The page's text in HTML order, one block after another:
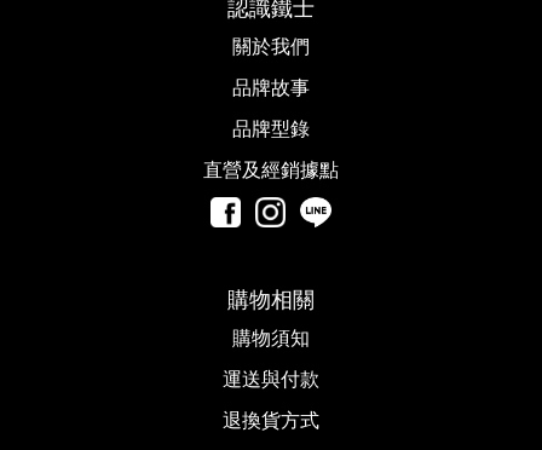
認識鐵士
關於我們
品牌故事​
品牌型錄
直營及經銷據點
購物相關
購物須知
運送與付款
退換貨方式